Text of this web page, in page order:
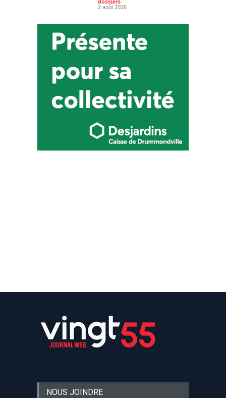
dossiers
2 août 2026
NOUS JOINDRE